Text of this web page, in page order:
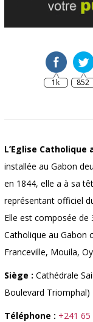
1k 852
L’Eglise Catholique
installée au Gabon
en 1844, elle a à sa
représentant officiel
Elle est composée de
Catholique au Gabon
Franceville, Mouila,
Siège : Cathédrale
Boulevard Triomphal)
Téléphone : +241